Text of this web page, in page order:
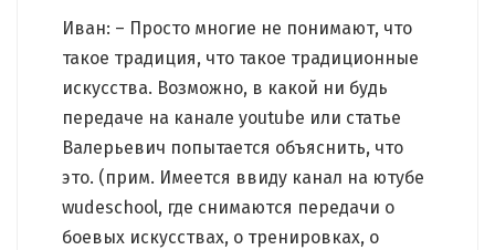
Иван: – Просто многие не понимают, что
такое традиция, что такое традиционные
искусства. Возможно, в какой ни будь
передаче на канале youtube или статье
Валерьевич попытается объяснить, что
это. (прим. Имеется ввиду канал на ютубе
wudeschool, где снимаются передачи о
боевых искусствах, о тренировках, о